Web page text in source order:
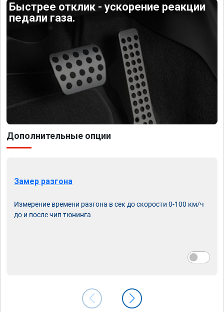
Быстрее отклик - ускорение реакции
педали газа.
Дополнительные опции
Замер разгона
Измерение времени разгона в сек до скорости 0-100 км/ч
до и после чип тюнинга